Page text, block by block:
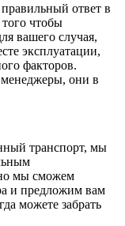
ответ в
чтобы
вашего случая,
эксплуатации,
факторов.
они в
транспорт, мы
мы сможем
и предложим вам
можете забрать